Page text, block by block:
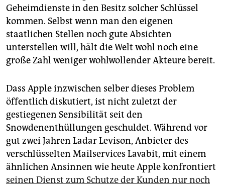
Geheimdienste in den Besitz solcher Schlüssel
kommen. Selbst wenn man den eigenen
staatlichen Stellen noch gute Absichten
unterstellen will, hält die Welt wohl noch eine
große Zahl weniger wohlwollender Akteure bereit.
Dass Apple inzwischen selber dieses Problem
öffentlich diskutiert, ist nicht zuletzt der
gestiegenen Sensibilität seit den
Snowdenenthüllungen geschuldet. Während vor
gut zwei Jahren Ladar Levison, Anbieter des
verschlüsselten Mailservices Lavabit, mit einem
ähnlichen Ansinnen wie heute Apple konfrontiert
seinen Dienst zum Schutze der Kunden nur noch